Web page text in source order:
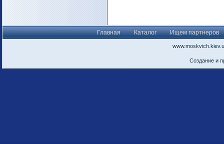
Главная Каталог Ищем партнеров
Создание и